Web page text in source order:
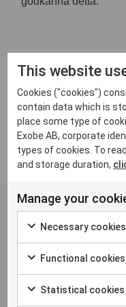
PowerShell-
This website
Cookies ("cookies")
contain data which is
place some type of
Exobe AB, corporate
types of cookies. To
and storage duration,
Manage your
Necessary cookies
Functional cookies
Statistical cookies